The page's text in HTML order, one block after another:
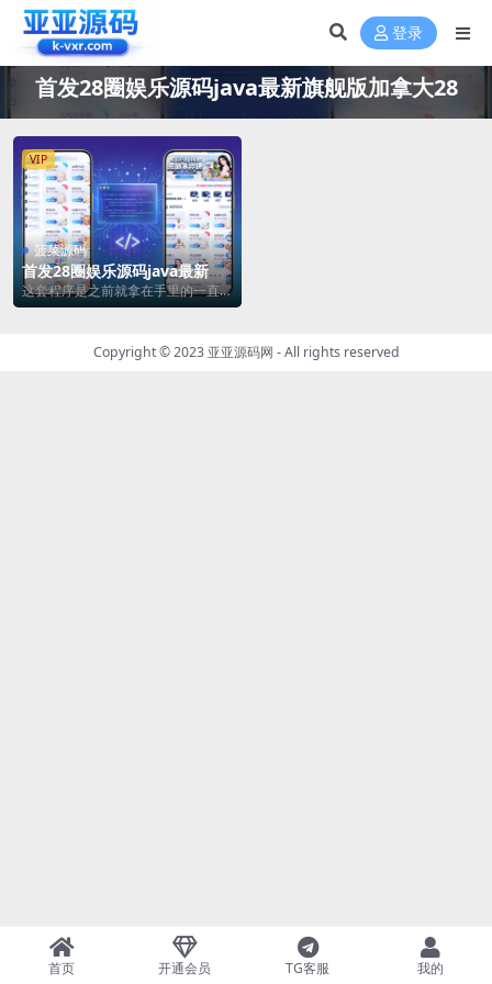
登录
首发28圈娱乐源码java最新旗舰版加拿大28
VIP
菠菜源码
首发28圈娱乐源码java最新旗
舰版加拿大28,俄勒冈28+视讯
接口后台可控
这套程序是之前就拿在手里的一直没
舍得放出来，毕竟当时也是花了3万
Copyright © 2023 亚亚源码网 - All rights reserved
首页 开通会员 TG客服 我的